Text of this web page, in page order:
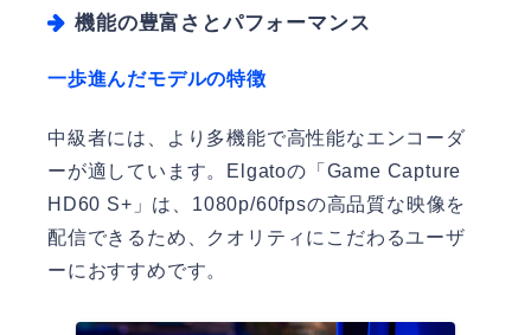
機能の豊富さとパフォーマンス
一歩進んだモデルの特徴
中級者には、より多機能で高性能なエンコーダ
ーが適しています。Elgatoの「Game Capture
HD60 S+」は、1080p/60fpsの高品質な映像を
配信できるため、クオリティにこだわるユーザ
ーにおすすめです。